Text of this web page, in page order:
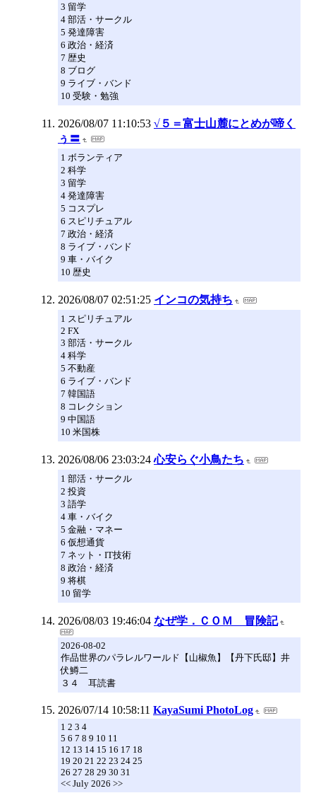
3 留学
4 部活・サークル
5 発達障害
6 政治・経済
7 歴史
8 ブログ
9 ライブ・バンド
10 受験・勉強
2026/08/07 11:10:53 √５＝富士山麓にとめが啼く
ぅ〓
1 ボランティア
2 科学
3 留学
4 発達障害
5 コスプレ
6 スピリチュアル
7 政治・経済
8 ライブ・バンド
9 車・バイク
10 歴史
2026/08/07 02:51:25 インコの気持ち
1 スピリチュアル
2 FX
3 部活・サークル
4 科学
5 不動産
6 ライブ・バンド
7 韓国語
8 コレクション
9 中国語
10 米国株
2026/08/06 23:03:24 心安らぐ小鳥たち
1 部活・サークル
2 投資
3 語学
4 車・バイク
5 金融・マネー
6 仮想通貨
7 ネット・IT技術
8 政治・経済
9 将棋
10 留学
2026/08/03 19:46:04 なぜ学．ＣＯＭ 冒険記
2026-08-02
作品世界のパラレルワールド【山椒魚】【丹下氏邸】井
伏鱒二
３４ 耳読書
2026/07/14 10:58:11 KayaSumi PhotoLog
1 2 3 4
5 6 7 8 9 10 11
12 13 14 15 16 17 18
19 20 21 22 23 24 25
26 27 28 29 30 31
<< July 2026 >>